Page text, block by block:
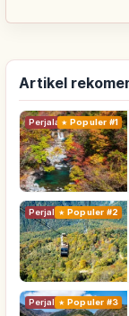
Artikel
PerjalananPopuler #1
PerjalananPopuler #2
PerjalananPopuler #3